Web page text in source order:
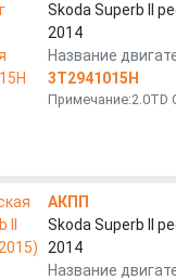
Skoda Superb II
2014
Название
3T2941015H
Примечание:2.0TD
АКПП
Skoda Superb II
2014
Название